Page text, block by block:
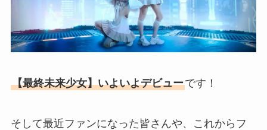
【最終未来少女】いよいよデビューです！
そして最近ファンになった皆さんや、これからフ